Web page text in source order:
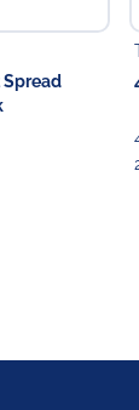
Spread